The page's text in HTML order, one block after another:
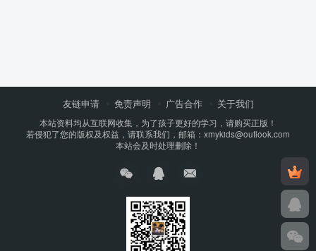
友链申请 免责声明 广告合作 关于我们
本站资料均从互联网收集，为了孩子更好的学习，请购买正版！
若侵犯了您的版权及权益，请联系我们，邮箱：xmykids@outlook.com
本站会及时处理删除！